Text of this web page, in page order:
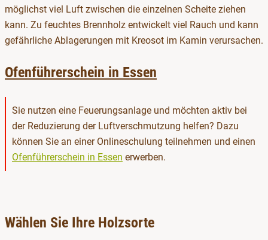
möglichst viel Luft zwischen die einzelnen Scheite ziehen
kann. Zu feuchtes Brennholz entwickelt viel Rauch und kann
gefährliche Ablagerungen mit Kreosot im Kamin verursachen.
Ofenführerschein in Essen
Sie nutzen eine Feuerungsanlage und möchten aktiv bei
der Reduzierung der Luftverschmutzung helfen? Dazu
können Sie an einer Onlineschulung teilnehmen und einen
Ofenführerschein in Essen öffnet in neuem Fenster
erwerben.
Wählen Sie Ihre Holzsorte